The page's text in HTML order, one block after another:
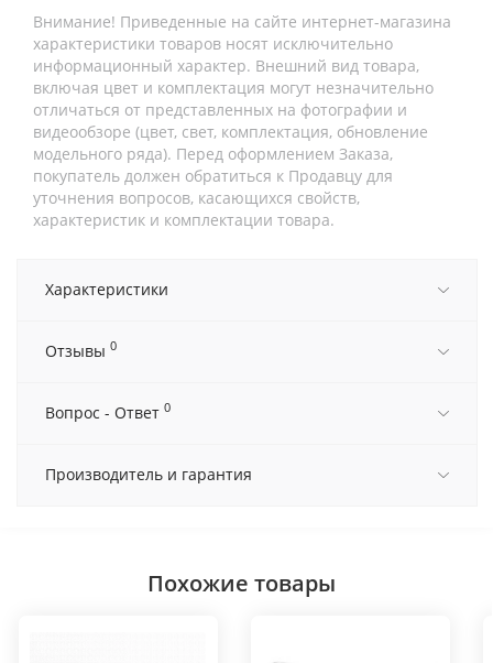
Внимание! Приведенные на сайте интернет-магазина
характеристики товаров носят исключительно
информационный характер. Внешний вид товара,
включая цвет и комплектация могут незначительно
отличаться от представленных на фотографии и
видеообзоре (цвет, свет, комплектация, обновление
модельного ряда). Перед оформлением Заказа,
покупатель должен обратиться к Продавцу для
уточнения вопросов, касающихся свойств,
характеристик и комплектации товара.
Характеристики
Отзывы 0
Вопрос - Ответ 0
Производитель и гарантия
Похожие товары